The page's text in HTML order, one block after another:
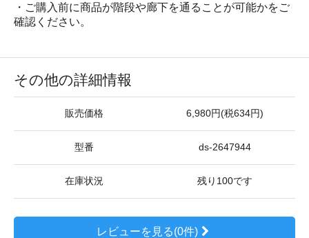
・ご購入前に商品が階段や廊下を通ることが可能かをご
確認ください。
その他の詳細情報
販売価格 6,980円(税634円)
型番 ds-2647944
在庫状況 残り100です
レビューを見る(0件)